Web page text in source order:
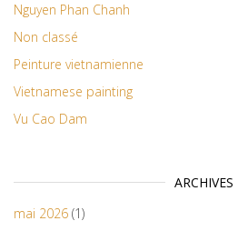
Nguyen Phan Chanh
Non classé
Peinture vietnamienne
Vietnamese painting
Vu Cao Dam
ARCHIVES
mai 2026 (1)